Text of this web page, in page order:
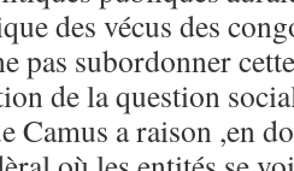
des vécus des
pas subordonner
de la question
Camus a raison ,en